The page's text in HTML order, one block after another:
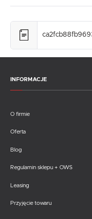
INFORMACJE
O firmie
Oferta
Blog
Regulamin sklepu + OWS
Leasing
Przyjęcie towaru